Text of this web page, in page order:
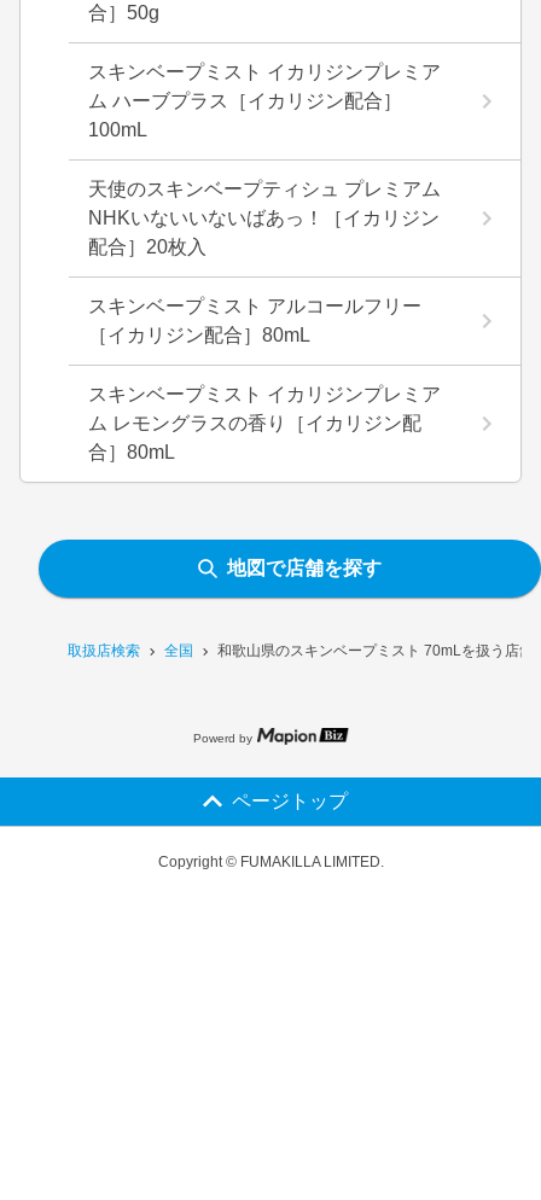
取扱店検索 全国 和歌山県のスキンベープミスト 70mLを扱う店舗
合］50g
スキンベープミスト イカリジンプレミア
ム ハーブプラス［イカリジン配合］
100mL
天使のスキンベープティシュ プレミアム
NHKいないいないばあっ！［イカリジン
配合］20枚入
スキンベープミスト アルコールフリー
［イカリジン配合］80mL
スキンベープミスト イカリジンプレミア
ム レモングラスの香り［イカリジン配
合］80mL
地図で店舗を探す
Powerd by
ページトップ
Copyright © FUMAKILLA LIMITED.